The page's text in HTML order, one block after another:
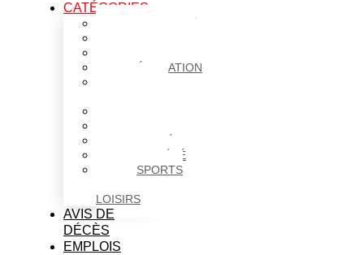
CATÉGORIES
ÉDUCATION
SOCIÉTÉ
SPORTS
LOISIRS
AVIS DE
DÉCÈS
EMPLOIS